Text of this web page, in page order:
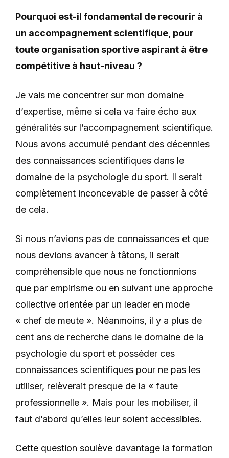
Pourquoi est-il fondamental de recourir à
un accompagnement scientifique, pour
toute organisation sportive aspirant à être
compétitive à haut-niveau ?
Je vais me concentrer sur mon domaine
d’expertise, même si cela va faire écho aux
généralités sur l’accompagnement scientifique.
Nous avons accumulé pendant des décennies
des connaissances scientifiques dans le
domaine de la psychologie du sport. Il serait
complètement inconcevable de passer à côté
de cela.
Si nous n’avions pas de connaissances et que
nous devions avancer à tâtons, il serait
compréhensible que nous ne fonctionnions
que par empirisme ou en suivant une approche
collective orientée par un leader en mode
« chef de meute ». Néanmoins, il y a plus de
cent ans de recherche dans le domaine de la
psychologie du sport et posséder ces
connaissances scientifiques pour ne pas les
utiliser, relèverait presque de la « faute
professionnelle ». Mais pour les mobiliser, il
faut d’abord qu’elles leur soient accessibles.
Cette question soulève davantage la formation